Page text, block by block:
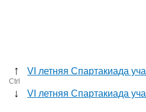
↑ VI летняя Спартакиада
Ctrl
↓ VI летняя Спартакиада